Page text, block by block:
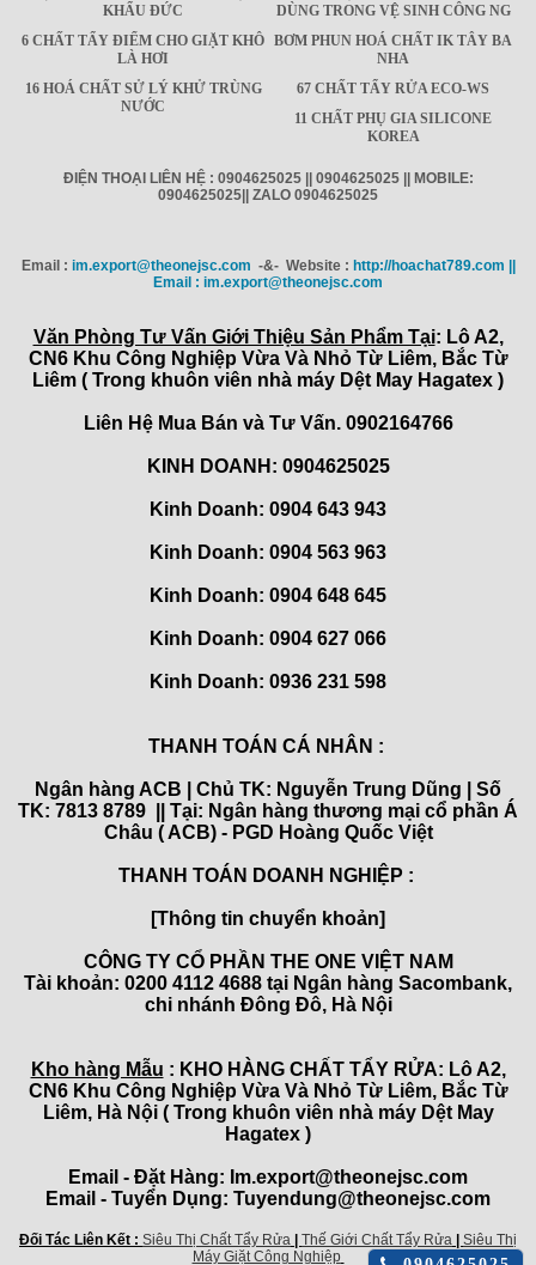
KHẨU ĐỨC
DÙNG TRONG VỆ SINH CÔNG NG
6 CHẤT TẨY ĐIỂM CHO GIẶT KHÔ
LÀ HƠI
BƠM PHUN HOÁ CHẤT IK TÂY BA
NHA
16 HOÁ CHẤT SỬ LÝ KHỬ TRÙNG
NƯỚC
67 CHẤT TẨY RỬA ECO-WS
11 CHẤT PHỤ GIA SILICONE
KOREA
ĐIỆN THOẠI LIÊN HỆ : 0904625025 || 0904625025 || MOBILE:
0904625025|| ZALO 0904625025
Email : im.export@theonejsc.com -&- Website : http://hoachat789.com ||
Email : im.export@theonejsc.com
Văn Phòng Tư Vấn Giới Thiệu Sản Phẩm Tại: Lô A2,
CN6 Khu Công Nghiệp Vừa Và Nhỏ Từ Liêm, Bắc Từ
Liêm ( Trong khuôn viên nhà máy Dệt May Hagatex )
Liên Hệ Mua Bán và Tư Vấn. 0902164766
KINH DOANH: 0904625025
Kinh Doanh: 0904 643 943
Kinh Doanh: 0904 563 963
Kinh Doanh: 0904 648 645
Kinh Doanh: 0904 627 066
Kinh Doanh: 0936 231 598
THANH TOÁN CÁ NHÂN :
Ngân hàng ACB | Chủ TK: Nguyễn Trung Dũng | Số
TK: 7813 8789 || Tại: Ngân hàng thương mại cổ phần Á
Châu ( ACB) - PGD Hoàng Quốc Việt
THANH TOÁN DOANH NGHIỆP :
[Thông tin chuyển khoản]
CÔNG TY CỔ PHẦN THE ONE VIỆT NAM
Tài khoản: 0200 4112 4688 tại Ngân hàng Sacombank,
chi nhánh Đông Đô, Hà Nội
Kho hàng Mẫu : KHO HÀNG CHẤT TẨY RỬA: Lô A2,
CN6 Khu Công Nghiệp Vừa Và Nhỏ Từ Liêm, Bắc Từ
Liêm, Hà Nội ( Trong khuôn viên nhà máy Dệt May
Hagatex )
Email - Đặt Hàng: Im.export@theonejsc.com
Email - Tuyển Dụng: Tuyendung@theonejsc.com
Đối Tác Liên Kết : Siêu Thị Chất Tẩy Rửa Thế Giới Chất Tẩy Rửa
Siêu Thị
Máy Giặt Công Nghiệp